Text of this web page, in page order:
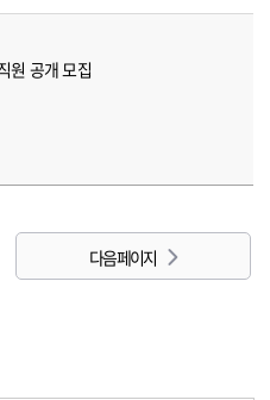
원 공개 모집
다음 페이지